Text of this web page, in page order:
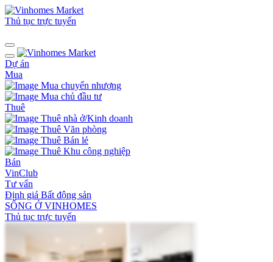
Thủ tục trực tuyến
Dự án
Mua
Mua chuyển nhượng
Mua chủ đầu tư
Thuê
Thuê nhà ở/Kinh doanh
Thuê Văn phòng
Thuê Bán lẻ
Thuê Khu công nghiệp
Bán
VinClub
Tư vấn
Định giá Bất động sản
SỐNG Ở VINHOMES
Thủ tục trực tuyến